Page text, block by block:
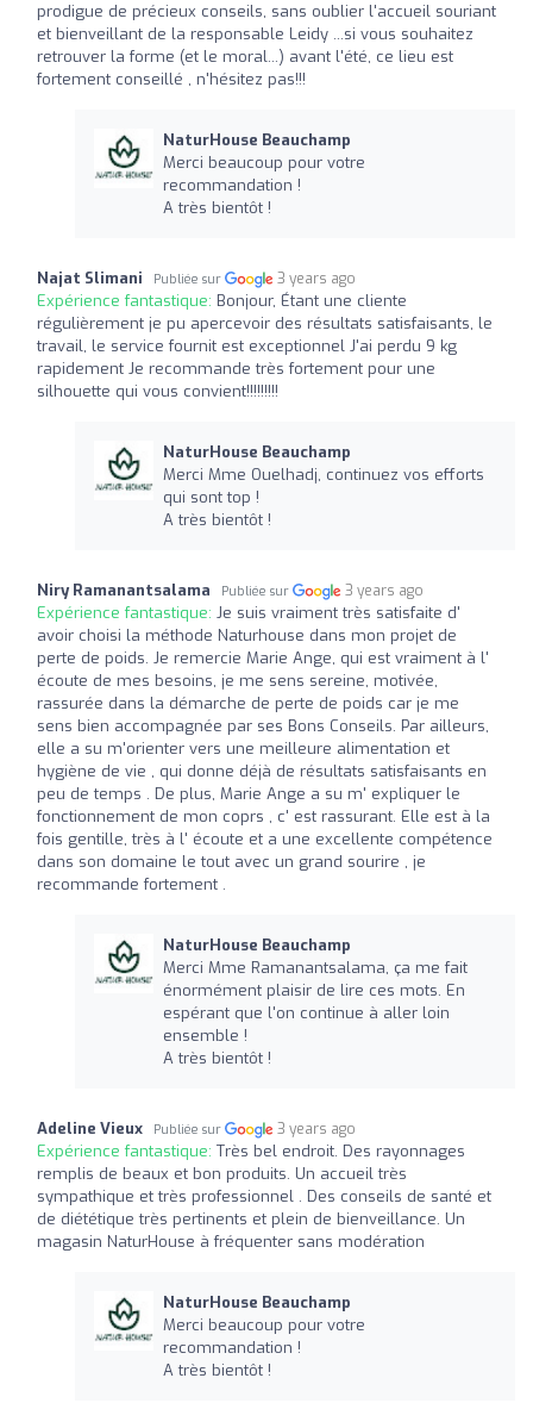
prodigue de précieux conseils, sans oublier l'accueil souriant
et bienveillant de la responsable Leidy ...si vous souhaitez
retrouver la forme (et le moral...) avant l'été, ce lieu est
fortement conseillé , n'hésitez pas!!!
NaturHouse Beauchamp
Merci beaucoup pour votre
recommandation !
A très bientôt !
Najat Slimani Publiée sur 3 years ago
Expérience fantastique: Bonjour, Étant une cliente
régulièrement je pu apercevoir des résultats satisfaisants, le
travail, le service fournit est exceptionnel J'ai perdu 9 kg
rapidement Je recommande très fortement pour une
silhouette qui vous convient!!!!!!!!!
NaturHouse Beauchamp
Merci Mme Ouelhadj, continuez vos efforts
qui sont top !
A très bientôt !
Niry Ramanantsalama Publiée sur 3 years ago
Expérience fantastique: Je suis vraiment très satisfaite d'
avoir choisi la méthode Naturhouse dans mon projet de
perte de poids. Je remercie Marie Ange, qui est vraiment à l'
écoute de mes besoins, je me sens sereine, motivée,
rassurée dans la démarche de perte de poids car je me
sens bien accompagnée par ses Bons Conseils. Par ailleurs,
elle a su m'orienter vers une meilleure alimentation et
hygiène de vie , qui donne déjà de résultats satisfaisants en
peu de temps . De plus, Marie Ange a su m' expliquer le
fonctionnement de mon coprs , c' est rassurant. Elle est à la
fois gentille, très à l' écoute et a une excellente compétence
dans son domaine le tout avec un grand sourire , je
recommande fortement .
NaturHouse Beauchamp
Merci Mme Ramanantsalama, ça me fait
énormément plaisir de lire ces mots. En
espérant que l'on continue à aller loin
ensemble !
A très bientôt !
Adeline Vieux Publiée sur 3 years ago
Expérience fantastique: Très bel endroit. Des rayonnages
remplis de beaux et bon produits. Un accueil très
sympathique et très professionnel . Des conseils de santé et
de diététique très pertinents et plein de bienveillance. Un
magasin NaturHouse à fréquenter sans modération
NaturHouse Beauchamp
Merci beaucoup pour votre
recommandation !
A très bientôt !